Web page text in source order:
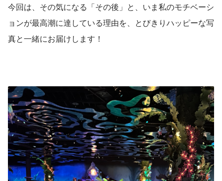
今回は、その気になる「その後」と、いま私のモチベーシ
ョンが最高潮に達している理由を、とびきりハッピーな写
真と一緒にお届けします！